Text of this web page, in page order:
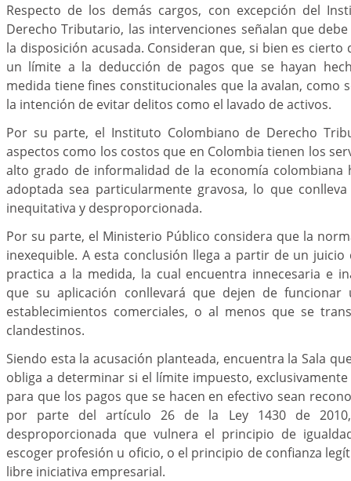
Respecto de los demás cargos, con excepción del
Derecho Tributario, las intervenciones señalan que
la disposición acusada. Consideran que, si bien es
un límite a la deducción de pagos que se hayan
medida tiene fines constitucionales que la avalan, como
la intención de evitar delitos como el lavado de activos.
Por su parte, el Instituto Colombiano de Derecho
aspectos como los costos que en Colombia tienen los
alto grado de informalidad de la economía colombiana
adoptada sea particularmente gravosa, lo que
inequitativa y desproporcionada.
Por su parte, el Ministerio Público considera que la
inexequible. A esta conclusión llega a partir de un juicio
practica a la medida, la cual encuentra innecesaria e
que su aplicación conllevará que dejen de
establecimientos comerciales, o al menos que se
clandestinos.
Siendo esta la acusación planteada, encuentra la Sala
obliga a determinar si el límite impuesto,
para que los pagos que se hacen en efectivo sean
por parte del artículo 26 de la Ley 1430 de
desproporcionada que vulnera el principio de
escoger profesión u oficio, o el principio de confianza
libre iniciativa empresarial.